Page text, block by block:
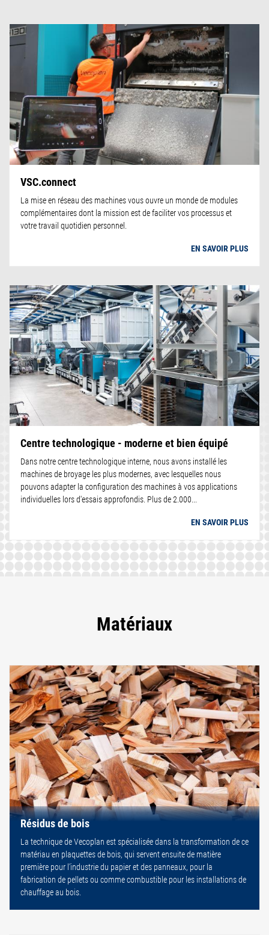
VSC.connect
La mise en réseau des machines vous ouvre un monde de modules
complémentaires dont la mission est de faciliter vos processus et
votre travail quotidien personnel.
EN SAVOIR PLUS
Centre technologique - moderne et bien équipé
Dans notre centre technologique interne, nous avons installé les
machines de broyage les plus modernes, avec lesquelles nous
pouvons adapter la configuration des machines à vos applications
individuelles lors d'essais approfondis. Plus de 2.000...
EN SAVOIR PLUS
Matériaux
Résidus de bois
La technique de Vecoplan est spécialisée dans la transformation de ce
matériau en plaquettes de bois, qui servent ensuite de matière
première pour l’industrie du papier et des panneaux, pour la
fabrication de pellets ou comme combustible pour les installations de
chauffage au bois.